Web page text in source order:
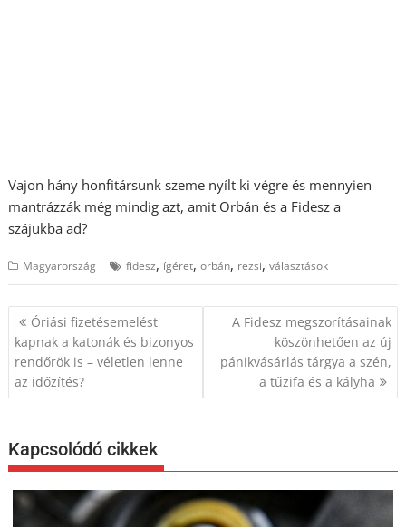
Vajon hány honfitársunk szeme nyílt ki végre és mennyien
mantrázzák még mindig azt, amit Orbán és a Fidesz a
szájukba ad?
Magyarország fidesz, ígéret,orbán, rezsi,választások
Bejegyzés
navigáció
Óriási fizetésemelést
kapnak a katonák és bizonyos
rendőrök is – véletlen lenne
az időzítés?
A Fidesz megszorításainak
köszönhetően az új
pánikvásárlás tárgya a szén,
a tűzifa és a kályha
Kapcsolódó cikkek